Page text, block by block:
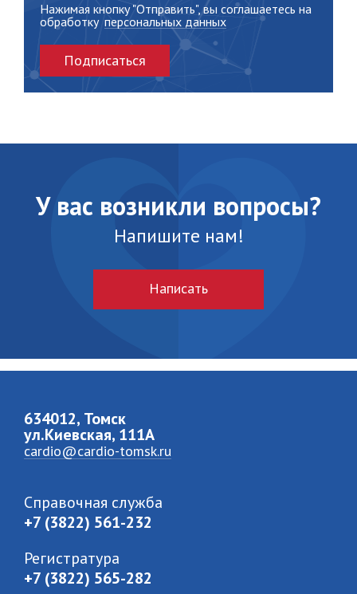
Нажимая кнопку "Отправить", вы соглашаетесь на
обработку персональных данных
Подписаться
У вас возникли вопросы?
Напишите нам!
Написать
634012, Томск
ул.Киевская, 111A
cardio@cardio-tomsk.ru
Справочная служба
+7 (3822) 561-232
Регистратура
+7 (3822) 565-282